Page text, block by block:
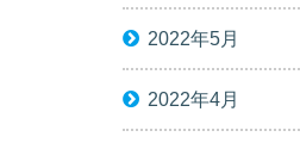
2022年5月
2022年4月